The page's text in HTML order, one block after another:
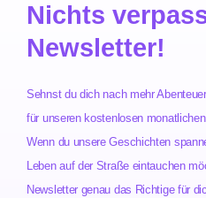
Nichts
Newsletter!
Sehnst du dich nach mehr
für unseren kostenlosen
Wenn du unsere Geschichten
Leben auf der Straße eintauchen
Newsletter genau das Richtige für